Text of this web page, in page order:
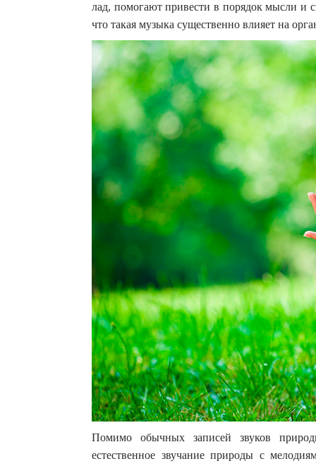
лад, помогают привести в порядок мысли и
что такая музыка существенно влияет на
Помимо обычных записей звуков
естественное звучание природы с